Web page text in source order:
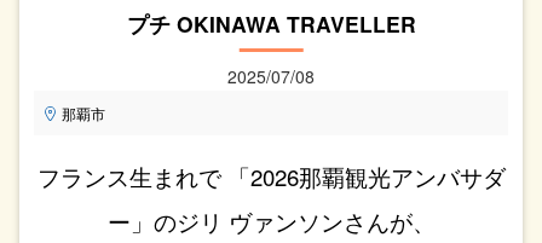
プチ OKINAWA TRAVELLER
2025/07/08
那覇市
フランス生まれで 「2026那覇観光アンバサダ
ー」のジリ ヴァンソンさんが、